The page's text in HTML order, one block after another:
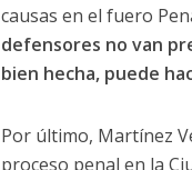
causas en el fuero
defensores no van
bien hecha, puede
Por último, Martínez
proceso penal en la